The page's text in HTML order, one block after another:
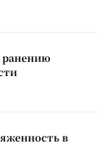
ранению
в